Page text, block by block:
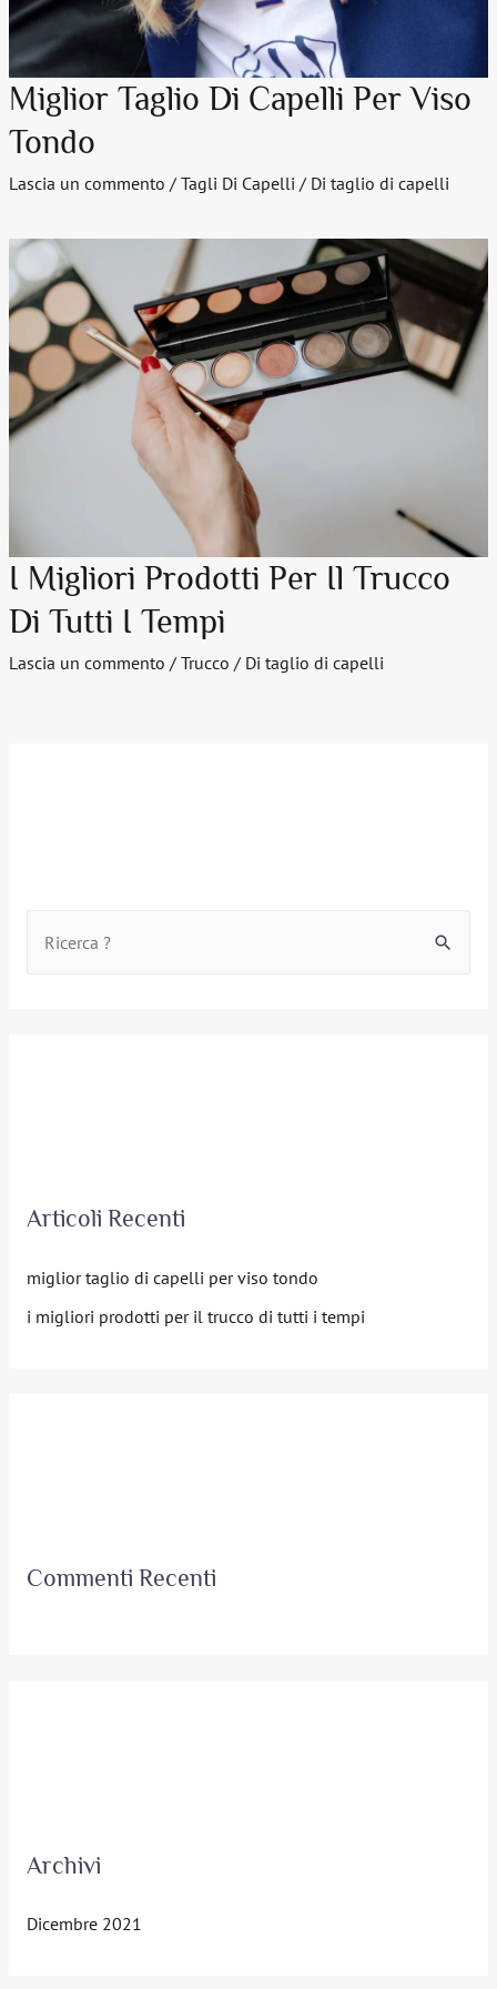
Miglior Taglio Di Capelli Per Viso
Tondo
Lascia un commento /Tagli Di Capelli / Ditaglio di capelli
I Migliori Prodotti Per Il Trucco
Di Tutti I Tempi
Lascia un commento /Trucco / Ditaglio di capelli
Articoli Recenti
miglior taglio di capelli per viso tondo
i migliori prodotti per il trucco di tutti i tempi
Commenti Recenti
Archivi
Dicembre 2021